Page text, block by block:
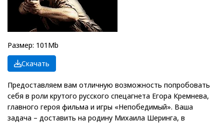
Размер: 101Mb
Скачать
Предоставляем вам отличную возможность попробовать
себя в роли крутого русского спецагнета Егора Кремнева,
главного героя фильма и игры «Непобедимый». Ваша
задача – доставить на родину Михаила Шеринга, в